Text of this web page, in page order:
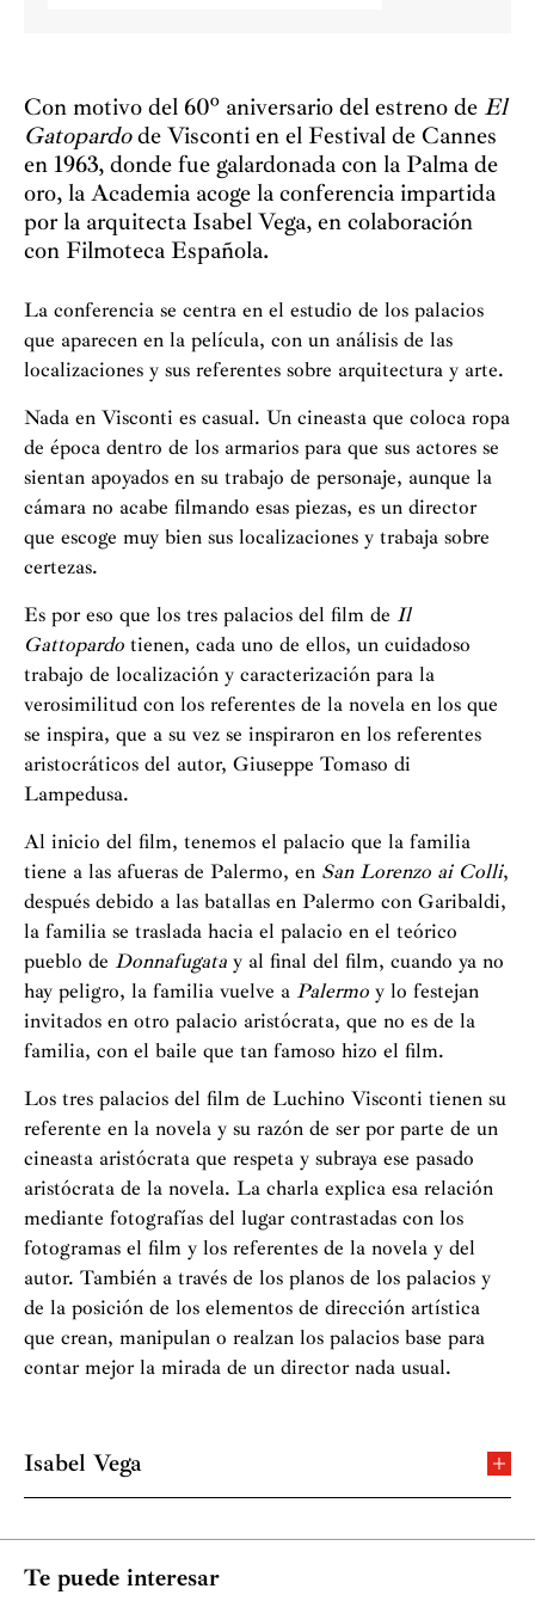
Con motivo del 60º aniversario del estreno de El
Gatopardode Visconti en el Festival de Cannes
en 1963, donde fue galardonada con la Palma de
oro, la Academia acoge la conferencia impartida
por la arquitecta Isabel Vega, en colaboración
con Filmoteca Española.
La conferencia se centra en el estudio de los palacios
que aparecen en la película, con un análisis de las
localizaciones y sus referentes sobre arquitectura y arte.
Nada en Visconti es casual. Un cineasta que coloca ropa
de época dentro de los armarios para que sus actores se
sientan apoyados en su trabajo de personaje, aunque la
cámara no acabe filmando esas piezas, es un director
que escoge muy bien sus localizaciones y trabaja sobre
certezas.
Es por eso que los tres palacios del film de Il
Gattopardo tienen, cada uno de ellos, un cuidadoso
trabajo de localización y caracterización para la
verosimilitud con los referentes de la novela en los que
se inspira, que a su vez se inspiraron en los referentes
aristocráticos del autor, Giuseppe Tomaso di
Lampedusa.
Al inicio del film, tenemos el palacio que la familia
tiene a las afueras de Palermo, en San Lorenzo ai Colli,
después debido a las batallas en Palermo con Garibaldi,
la familia se traslada hacia el palacio en el teórico
pueblo de Donnafugata y al final del film, cuando ya no
hay peligro, la familia vuelve a Palermo y lo festejan
invitados en otro palacio aristócrata, que no es de la
familia, con el baile que tan famoso hizo el film.
Los tres palacios del film de Luchino Visconti tienen su
referente en la novela y su razón de ser por parte de un
cineasta aristócrata que respeta y subraya ese pasado
aristócrata de la novela. La charla explica esa relación
mediante fotografías del lugar contrastadas con los
fotogramas el film y los referentes de la novela y del
autor. También a través de los planos de los palacios y
de la posición de los elementos de dirección artística
que crean, manipulan o realzan los palacios base para
contar mejor la mirada de un director nada usual.
Isabel Vega
Inicia su actividad profesional el año 1997. El estudio se
Te puede interesar